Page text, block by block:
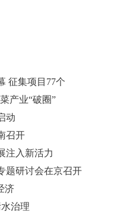
征集项目77个
产业“破圈”
动
召开
注入新活力
题研讨会在京召开
济
治理